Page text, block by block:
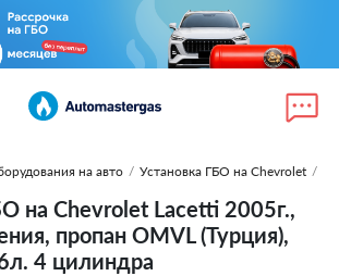
на авто / Установка ГБО на Chevrolet /
на Chevrolet Lacetti 2005г.,
пропан OMVL (Турция),
4 цилиндра